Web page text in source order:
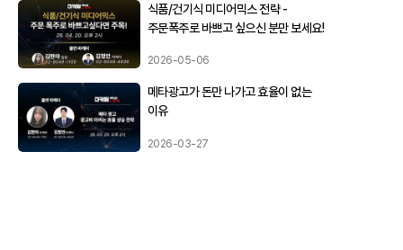
식품/건기식 미디어믹스 전략 -
주문폭주로 바쁘고 싶으신 분만 보세요!
2026-05-06
메타광고가 돈만 나가고 효율이 없는
이유
2026-03-27